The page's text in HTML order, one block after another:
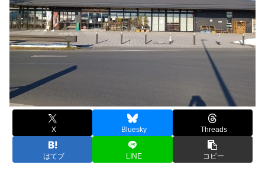
X Bluesky Threads
はてブ LINE コピー